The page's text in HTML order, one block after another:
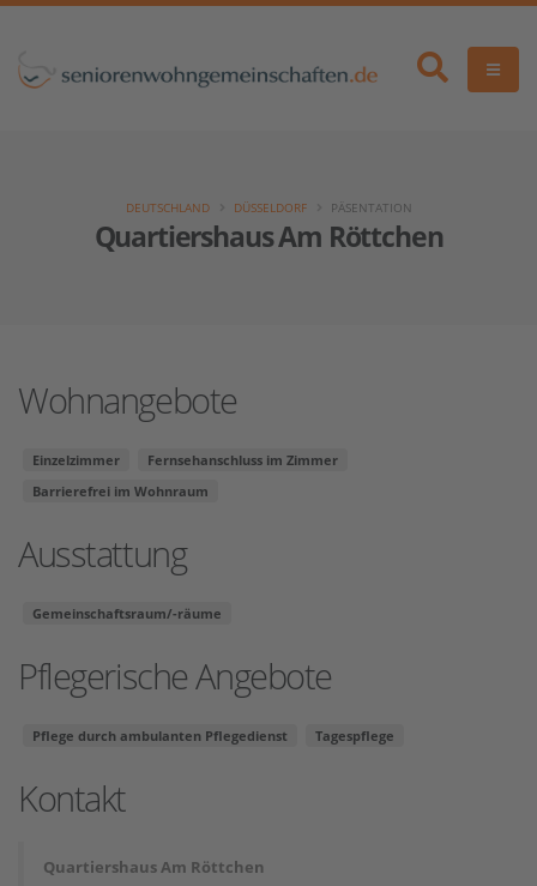
Quartiershaus Am Röttchen
DEUTSCHLAND DÜSSELDORF PÄSENTATION
Wohnangebote
Einzelzimmer
Fernsehanschluss im Zimmer
Barrierefrei im Wohnraum
Ausstattung
Gemeinschaftsraum/-räume
Pflegerische Angebote
Pflege durch ambulanten Pflegedienst Tagespflege
Kontakt
Quartiershaus Am Röttchen